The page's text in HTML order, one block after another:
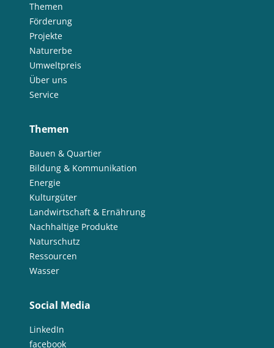
Themen
Förderung
Projekte
Naturerbe
Umweltpreis
Über uns
Service
Themen
Bauen & Quartier
Bildung & Kommunikation
Energie
Kulturgüter
Landwirtschaft & Ernährung
Nachhaltige Produkte
Naturschutz
Ressourcen
Wasser
Social Media
LinkedIn
facebook